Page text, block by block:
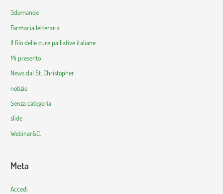
3domande
Farmacia letteraria
Il filo delle cure palliative italiane
Mi presento
News dal St. Christopher
notizie
Senza categoria
slide
Webinar&C.
Meta
Accedi